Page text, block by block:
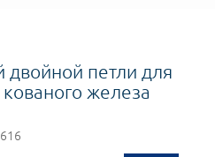
петли для
железа